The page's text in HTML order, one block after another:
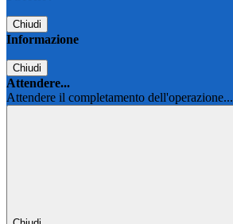
Chiudi
Informazione
Chiudi
Attendere...
Attendere il completamento dell'operazione...